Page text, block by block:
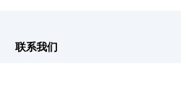
联系我们